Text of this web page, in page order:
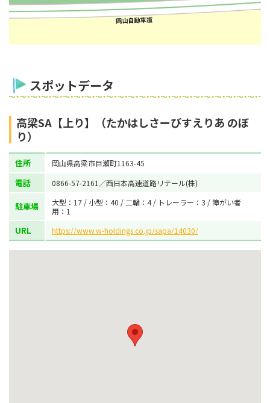
スポットデータ
高梁SA【上り】（たかはしさーびすえりあ のぼ
り）
住所 岡山県高梁市巨瀬町1163-45
電話 0866-57-2161／西日本高速道路リテール(株)
駐車場
大型：17 / 小型：40 / 二輪：4 / トレーラー：3 / 障がい者
用：1
URL https://www.w-holdings.co.jp/sapa/14030/